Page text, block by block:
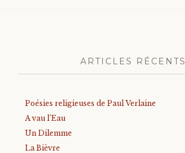
ARTICLES RÉCENTS
Poésies religieuses de Paul Verlaine
A vau l’Eau
Un Dilemme
La Bièvre